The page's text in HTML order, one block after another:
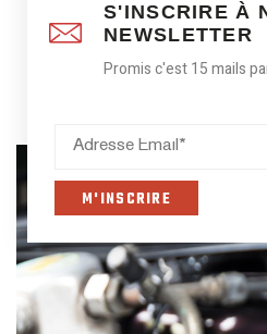
S'INSCRIRE À
NEWSLETTER
Promis c'est 15 mails